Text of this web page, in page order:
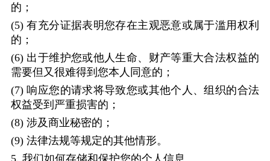
的；
(5)有充分证据表明您存在主观恶意或属于滥用权利
的；
(6) 出于维护您或他人生命、财产等重大合法权益的
需要但又很难得到您本人同意的；
(7)响应您的请求将导致您或其他个人、组织的合法
权益受到严重损害的；
(8) 涉及商业秘密的；
(9) 法律法规等规定的其他情形。